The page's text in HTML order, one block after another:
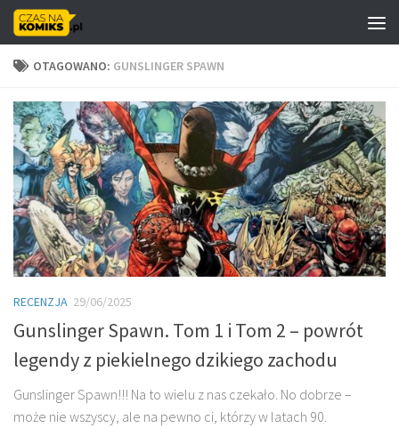
Skip to content
OTAGOWANO: GUNSLINGER SPAWN
RECENZJA 29/06/2025
Gunslinger Spawn. Tom 1 i Tom 2 – powrót
legendy z piekielnego dzikiego zachodu
Gunslinger Spawn!!! Na to wielu z nas czekało. No dobrze –
może nie wszyscy, ale na pewno ci, którzy w latach 90.